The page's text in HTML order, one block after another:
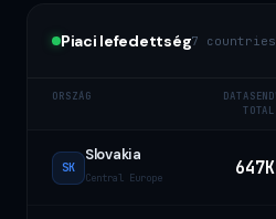
Piaci lefedettség7 countries
ORSZÁG
DATASEND
TOTAL
SK
Slovakia
Central Europe 647K